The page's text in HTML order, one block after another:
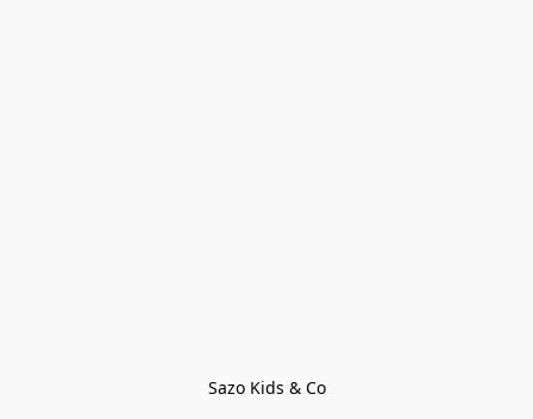
Sazo Kids & Co